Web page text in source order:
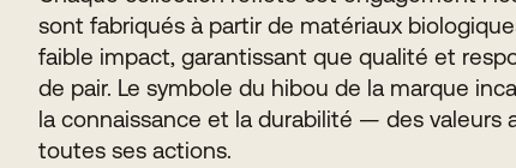
sont fabriqués à partir de matériaux
faible impact, garantissant que qualité et
de pair. Le symbole du hibou de la marque
la connaissance et la durabilité — des valeurs
toutes ses actions.